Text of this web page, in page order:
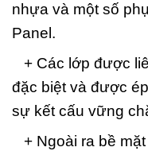
nhựa và một số
Panel.
+ Các lớp được
đặc biệt và được
sự kết cấu vững
+ Ngoài ra bề